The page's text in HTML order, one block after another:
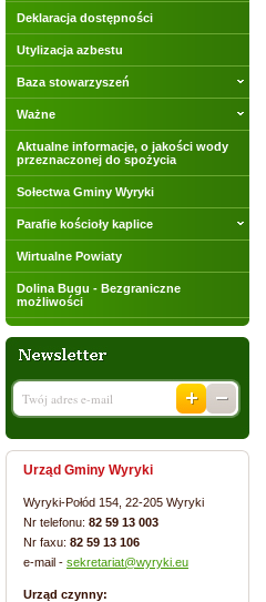
Deklaracja dostępności
Utylizacja azbestu
Baza stowarzyszeń
Ważne
Aktualne informacje, o jakości wody
przeznaczonej do spożycia
Sołectwa Gminy Wyryki
Parafie kościoły kaplice
Wirtualne Powiaty
Dolina Bugu - Bezgraniczne
możliwości
Urząd Gminy Wyryki
Wyryki-Połód 154, 22-205 Wyryki
Nr telefonu: 82 59 13 003
Nr faxu: 82 59 13 106
e-mail - sekretariat@wyryki.eu
Urząd czynny: